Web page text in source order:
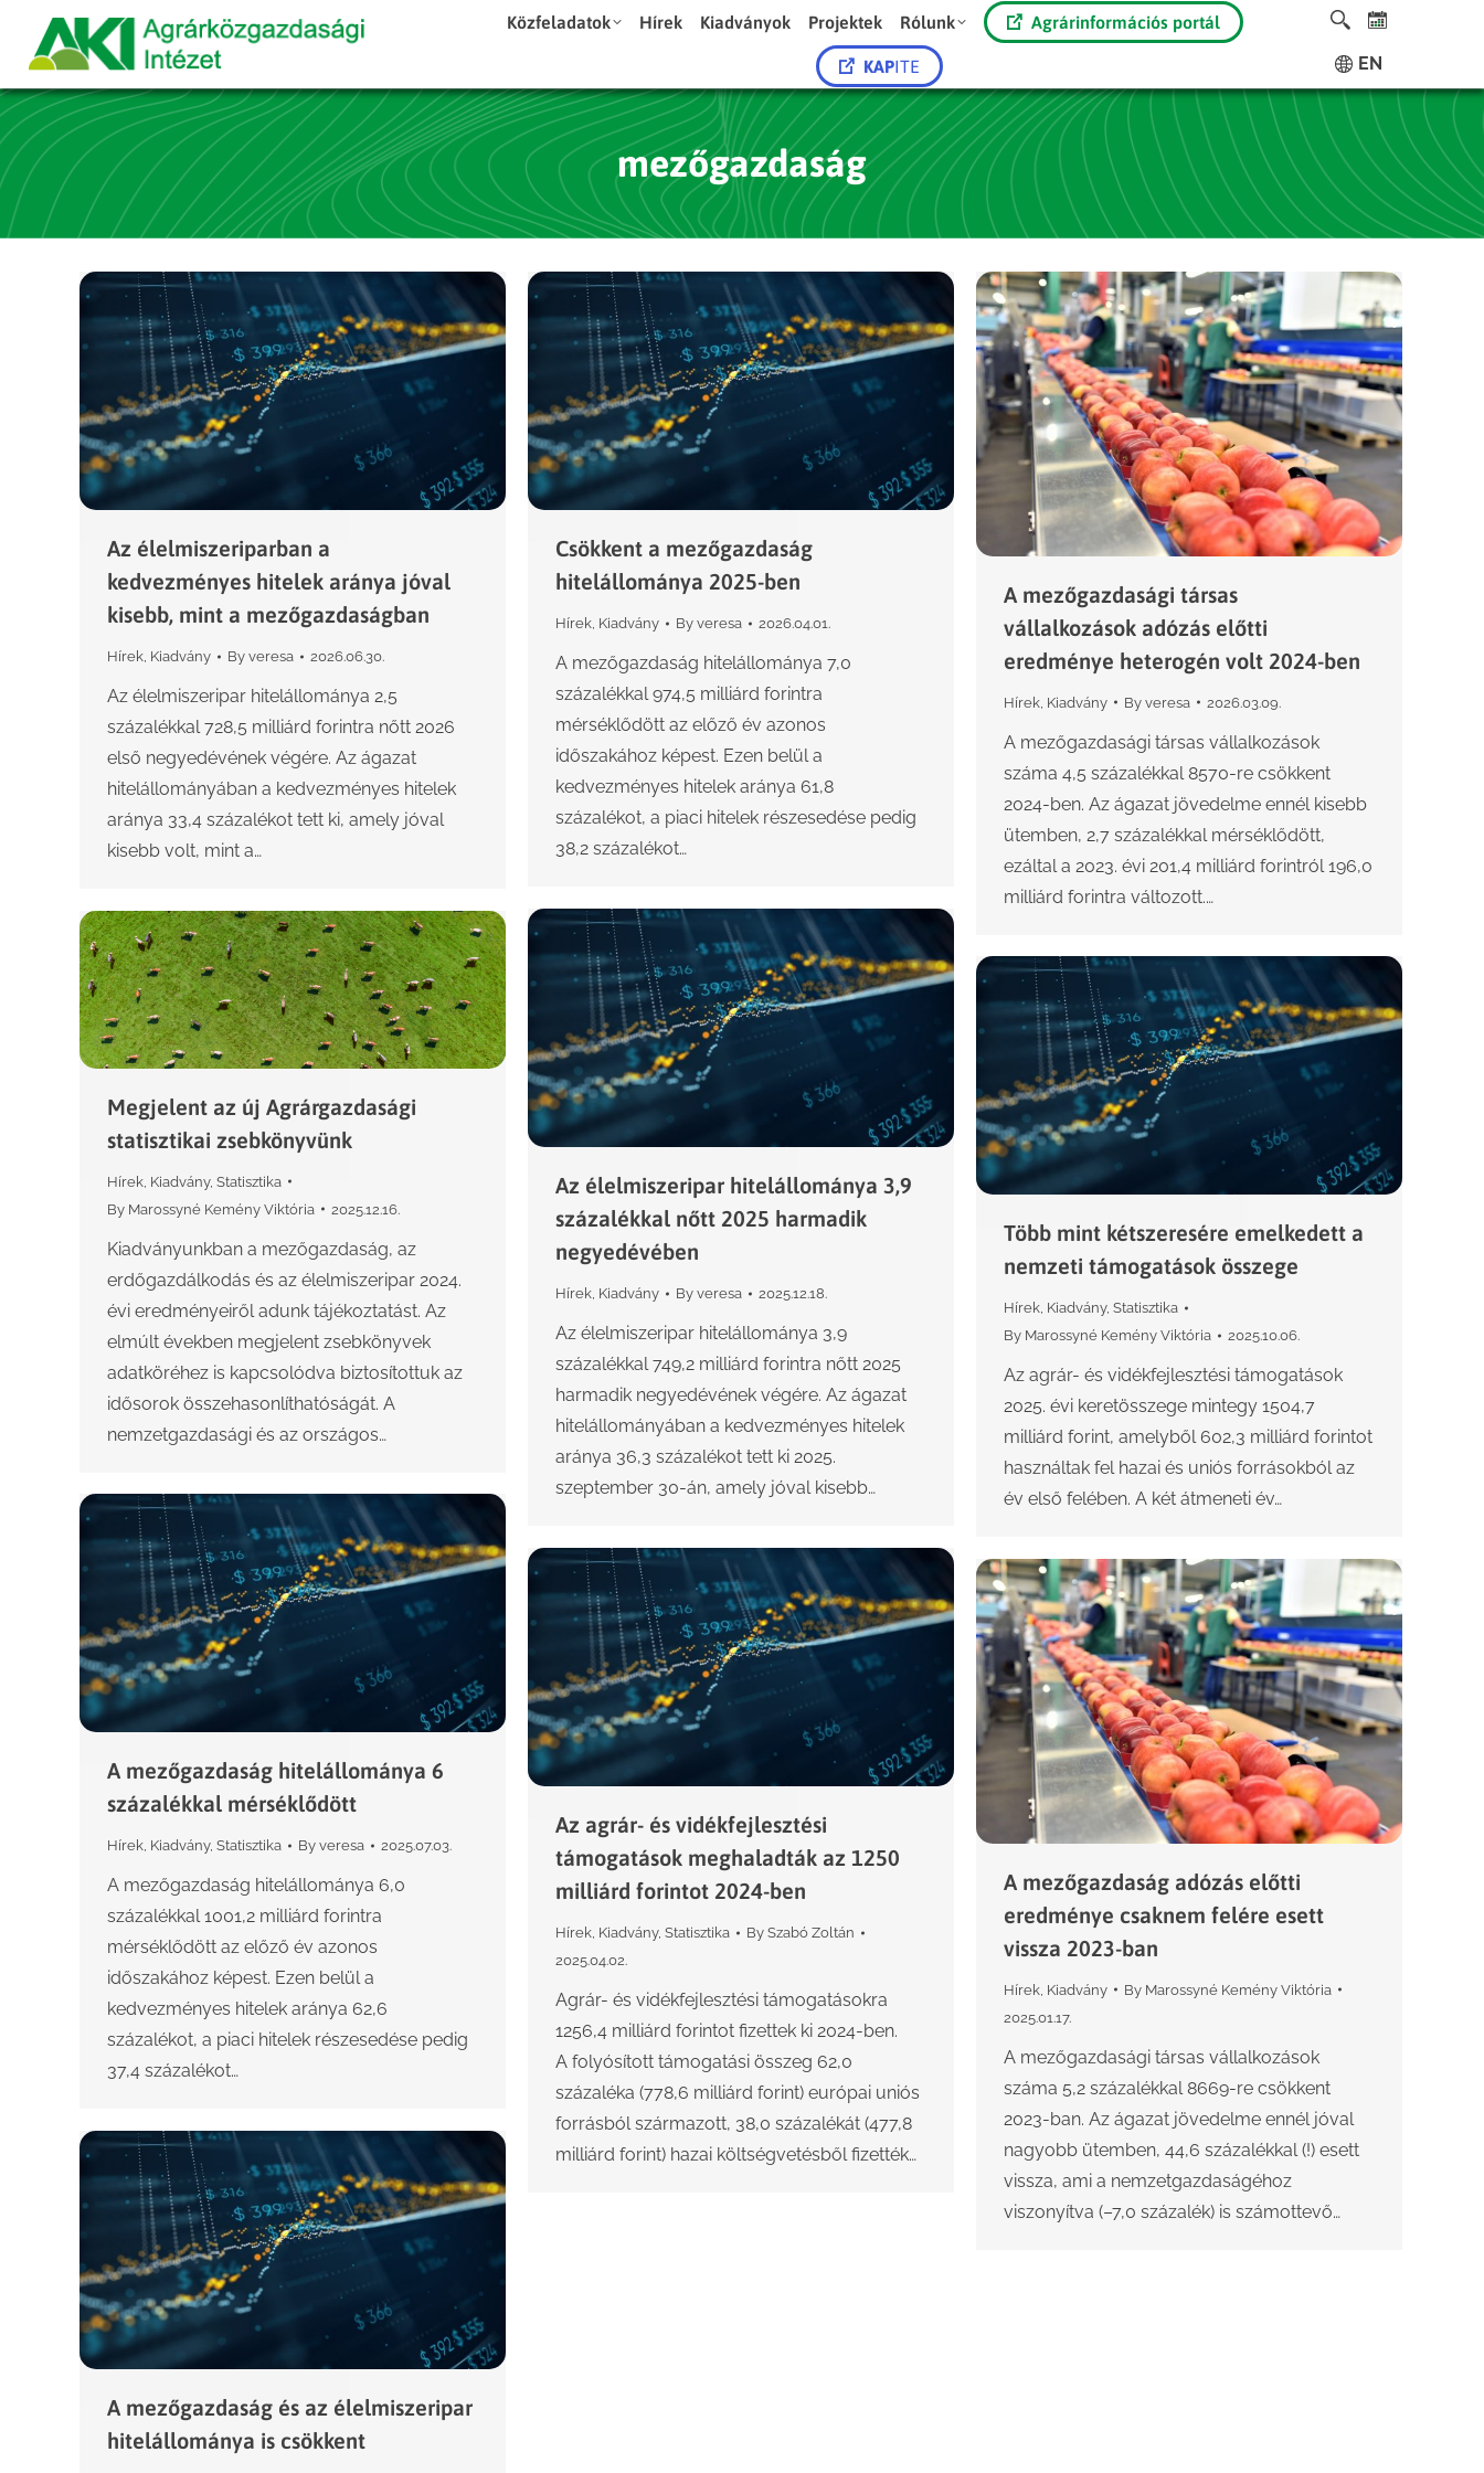
Közfeladatok Hírek Kiadványok Projektek Rólunk Agrárinformációs portál
KAPITE EN
mezőgazdaság
Az élelmiszeriparban a
kedvezményes hitelek aránya jóval
kisebb, mint a mezőgazdaságban
Hírek, Kiadvány By veresa 2026.06.30.
Az élelmiszeripar hitelállománya 2,5
százalékkal 728,5 milliárd forintra nőtt 2026
első negyedévének végére. Az ágazat
hitelállományában a kedvezményes hitelek
aránya 33,4 százalékot tett ki, amely jóval
kisebb volt, mint a…
Csökkent a mezőgazdaság
hitelállománya 2025-ben
Hírek, Kiadvány By veresa 2026.04.01.
A mezőgazdaság hitelállománya 7,0
százalékkal 974,5 milliárd forintra
mérséklődött az előző év azonos
időszakához képest. Ezen belül a
kedvezményes hitelek aránya 61,8
százalékot, a piaci hitelek részesedése pedig
38,2 százalékot…
A mezőgazdasági társas
vállalkozások adózás előtti
eredménye heterogén volt 2024-ben
Hírek Kiadvány By veresa 2026.03.09.
A mezőgazdasági társas vállalkozások
száma 4,5 százalékkal 8570-re csökkent
2024-ben. Az ágazat jövedelme ennél kisebb
ütemben, 2,7 százalékkal mérséklődött,
ezáltal a 2023. évi 201,4 milliárd forintról 196,0
milliárd forintra változott.…
Az élelmiszeripar hitelállománya 3,9
százalékkal nőtt 2025 harmadik
negyedévében
Hírek, Kiadvány By veresa 2025.12.18.
Az élelmiszeripar hitelállománya 3,9
százalékkal 749,2 milliárd forintra nőtt 2025
harmadik negyedévének végére. Az ágazat
hitelállományában a kedvezményes hitelek
aránya 36,3 százalékot tett ki 2025.
szeptember 30-án, amely jóval kisebb…
Megjelent az új Agrárgazdasági
statisztikai zsebkönyvünk
Hírek Kiadvány, Statisztika
By Marossyné Kemény Viktória 2025.12.16.
Kiadványunkban a mezőgazdaság, az
erdőgazdálkodás és az élelmiszeripar 2024.
évi eredményeiről adunk tájékoztatást. Az
elmúlt években megjelent zsebkönyvek
adatköréhez is kapcsolódva biztosítottuk az
idősorok összehasonlíthatóságát. A
nemzetgazdasági és az országos…
Több mint kétszeresére emelkedett a
nemzeti támogatások összege
Hírek, Kiadvány, Statisztika
By Marossyné Kemény Viktória 2025.10.06.
Az agrár- és vidékfejlesztési támogatások
2025. évi keretösszege mintegy 1504,7
milliárd forint, amelyből 602,3 milliárd forintot
használtak fel hazai és uniós forrásokból az
év első felében. A két átmeneti év…
A mezőgazdaság hitelállománya 6
százalékkal mérséklődött
Hírek, Kiadvány, Statisztika By veresa 2025.07.03.
A mezőgazdaság hitelállománya 6,0
százalékkal 1001,2 milliárd forintra
mérséklődött az előző év azonos
időszakához képest. Ezen belül a
kedvezményes hitelek aránya 62,6
százalékot, a piaci hitelek részesedése pedig
37,4 százalékot…
Az agrár- és vidékfejlesztési
támogatások meghaladták az 1250
milliárd forintot 2024-ben
Hírek, Kiadvány, Statisztika By Szabó Zoltán
2025.04.02.
Agrár- és vidékfejlesztési támogatásokra
1256,4 milliárd forintot fizettek ki 2024-ben.
A folyósított támogatási összeg 62,0
százaléka (778,6 milliárd forint) európai uniós
forrásból származott, 38,0 százalékát (477,8
milliárd forint) hazai költségvetésből fizették…
A mezőgazdaság adózás előtti
eredménye csaknem felére esett
vissza 2023-ban
Hírek Kiadvány By Marossyné Kemény Viktória
2025.01.17.
A mezőgazdasági társas vállalkozások
száma 5,2 százalékkal 8669-re csökkent
2023-ban. Az ágazat jövedelme ennél jóval
nagyobb ütemben, 44,6 százalékkal (!) esett
vissza, ami a nemzetgazdaságéhoz
viszonyítva (–7,0 százalék) is számottevő…
A mezőgazdaság és az élelmiszeripar
hitelállománya is csökkent